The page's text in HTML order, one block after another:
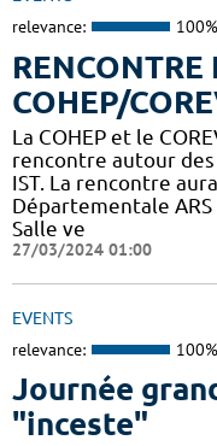
relevance: 100%
RENCONTRE
COHEP/
La COHEP et le
rencontre autour
IST. La rencontre
Départementale ARS
Salle ve
27/03/2024 01:00
EVENTS
relevance: 100%
Journée
"inceste"